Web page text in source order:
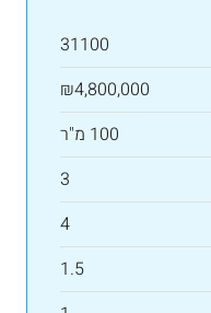
31100
₪4,800,000
100 מ"ר
3
4
1.5